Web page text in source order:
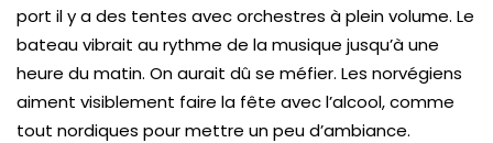
port il y a des tentes avec orchestres à plein volume. Le
bateau vibrait au rythme de la musique jusqu’à une
heure du matin. On aurait dû se méfier. Les norvégiens
aiment visiblement faire la fête avec l’alcool, comme
tout nordiques pour mettre un peu d’ambiance.